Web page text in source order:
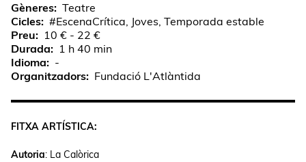
Gèneres Teatre
Cicles #EscenaCrítica, Joves, Temporada estable
Preu
10 € - 22 €
Durada
1 h 40 min
Idioma
-
Organitzadors
Fundació L'Atlàntida
FITXA ARTÍSTICA:
Autoria: La Calòrica